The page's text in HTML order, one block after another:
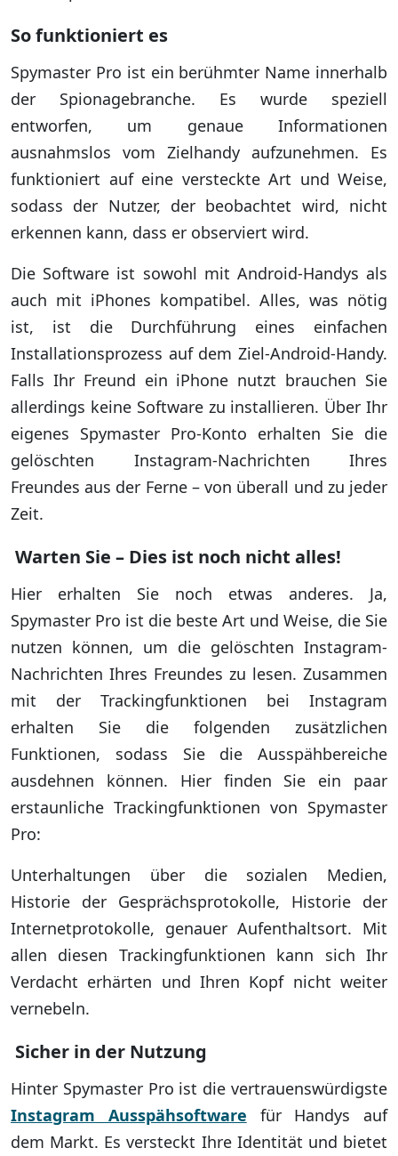
So funktioniert es
Spymaster Pro ist ein berühmter Name innerhalb
der Spionagebranche. Es wurde speziell
entworfen, um genaue Informationen
ausnahmslos vom Zielhandy aufzunehmen. Es
funktioniert auf eine versteckte Art und Weise,
sodass der Nutzer, der beobachtet wird, nicht
erkennen kann, dass er observiert wird.
Die Software ist sowohl mit Android-Handys als
auch mit iPhones kompatibel. Alles, was nötig
ist, ist die Durchführung eines einfachen
Installationsprozess auf dem Ziel-Android-Handy.
Falls Ihr Freund ein iPhone nutzt brauchen Sie
allerdings keine Software zu installieren. Über Ihr
eigenes Spymaster Pro-Konto erhalten Sie die
gelöschten Instagram-Nachrichten Ihres
Freundes aus der Ferne – von überall und zu jeder
Zeit.
Warten Sie – Dies ist noch nicht alles!
Hier erhalten Sie noch etwas anderes. Ja,
Spymaster Pro ist die beste Art und Weise, die Sie
nutzen können, um die gelöschten Instagram-
Nachrichten Ihres Freundes zu lesen. Zusammen
mit der Trackingfunktionen bei Instagram
erhalten Sie die folgenden zusätzlichen
Funktionen, sodass Sie die Ausspähbereiche
ausdehnen können. Hier finden Sie ein paar
erstaunliche Trackingfunktionen von Spymaster
Pro:
Unterhaltungen über die sozialen Medien,
Historie der Gesprächsprotokolle, Historie der
Internetprotokolle, genauer Aufenthaltsort. Mit
allen diesen Trackingfunktionen kann sich Ihr
Verdacht erhärten und Ihren Kopf nicht weiter
vernebeln.
Sicher in der Nutzung
Hinter Spymaster Pro ist die vertrauenswürdigste
Instagram Ausspähsoftware für Handys auf
dem Markt. Es versteckt Ihre Identität und bietet